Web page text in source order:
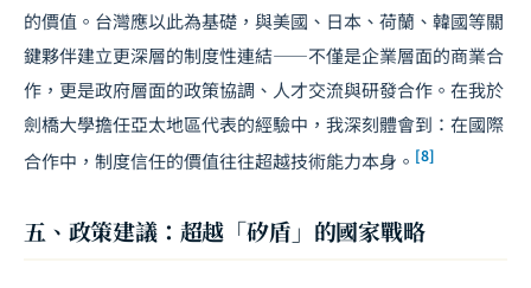
的價值。台灣應以此為基礎，與美國、日本、荷蘭、韓國等關
鍵夥伴建立更深層的制度性連結——不僅是企業層面的商業合
作，更是政府層面的政策協調、人才交流與研發合作。在我於
劍橋大學擔任亞太地區代表的經驗中，我深刻體會到：在國際
合作中，制度信任的價值往往超越技術能力本身。 [8]
五、政策建議：超越「矽盾」的國家戰略